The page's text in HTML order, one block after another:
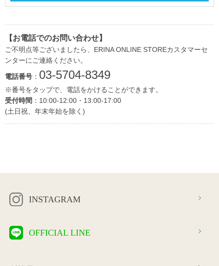
【お電話でのお問い合わせ】
ご不明点等ございましたら、ERINA ONLINE STOREカスタマーセ
ンターにご連絡ください。
電話番号 ： 03-5704-8349
※番号をタップで、電話をかけることができます。
受付時間 ：10:00-12:00・13:00-17:00
(土日祝、年末年始を除く)
INSTAGRAM
OFFICIAL LINE